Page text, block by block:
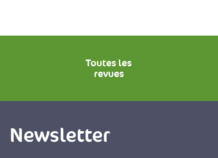
Toutes les
revues
Newsletter